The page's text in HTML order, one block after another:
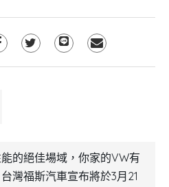
的絕佳場域，你家的VW有
灣福斯汽車宣布將於3月21